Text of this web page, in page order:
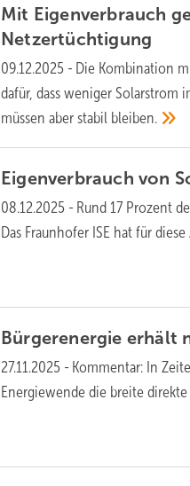
Mit Eigenverbrauch
Netzertüchtigung
09.12.2025 - Die Kombination
dafür, dass weniger Solarstrom
müssen aber stabil bleiben.
Eigenverbrauch von
08.12.2025 - Rund 17 Prozent
Das Fraunhofer ISE hat für
Bürgerenergie erhält
27.11.2025 - Kommentar: In
Energiewende die breite